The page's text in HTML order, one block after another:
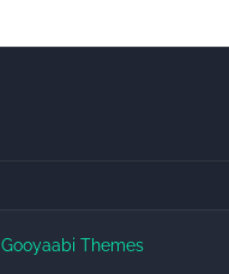
Gooyaabi Themes